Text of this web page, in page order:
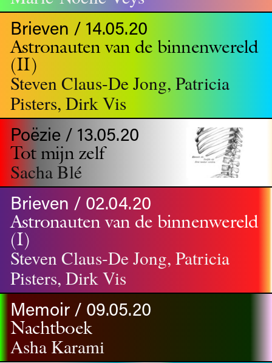
Brieven / 14.05.20
Astronauten van de binnenwereld
(II)
Steven Claus-De Jong, Patricia
Pisters, Dirk Vis
Poëzie / 13.05.20
Tot mijn zelf
Sacha Blé
Brieven / 02.04.20
Astronauten van de binnenwereld
(I)
Steven Claus-De Jong, Patricia
Pisters, Dirk Vis
Memoir / 09.05.20
Nachtboek
Asha Karami